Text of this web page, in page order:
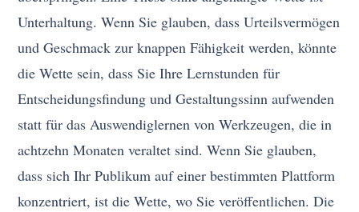
Unterhaltung. Wenn Sie glauben, dass Urteilsvermögen
und Geschmack zur knappen Fähigkeit werden, könnte
die Wette sein, dass Sie Ihre Lernstunden für
Entscheidungsfindung und Gestaltungssinn aufwenden
statt für das Auswendiglernen von Werkzeugen, die in
achtzehn Monaten veraltet sind. Wenn Sie glauben,
dass sich Ihr Publikum auf einer bestimmten Plattform
konzentriert, ist die Wette, wo Sie veröffentlichen. Die